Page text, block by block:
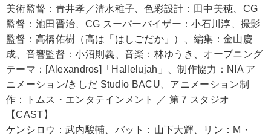
美術監督：青井孝／清水稚子、色彩設計：田中美穂、CG
監督：池田晋治、CG スーパーバイザー：小石川淳、撮影
監督：高橋佑樹（高は「はしごだか」）、編集：金山慶
成、音響監督：小沼則義、音楽：林ゆうき、オープニング
テーマ：[Alexandros]「Hallelujah」、制作協力：NIA ア
ニメーション/きしだ Studio BACU、アニメーション制
作：トムス・エンタテインメント ／ 第 7 スタジオ
【CAST】
ケンシロウ：武内駿輔、バット：山下大輝、リン：M・